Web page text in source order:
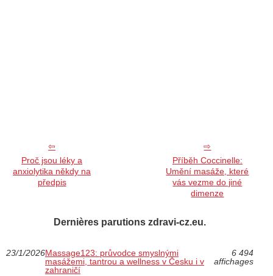
Proč jsou léky a
anxiolytika někdy na
předpis
Příběh Coccinelle:
Umění masáže, které
vás vezme do jiné
dimenze
Dernières parutions zdravi-cz.eu.
23/1/2026Massage123: průvodce smyslnými
masážemi, tantrou a wellness v Česku i v
zahraničí
6 494
affichages